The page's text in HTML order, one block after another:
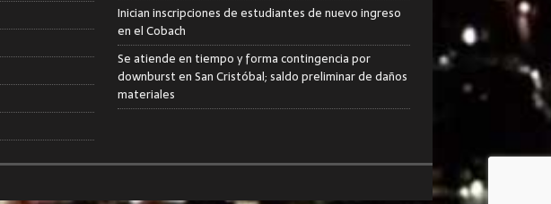
Inician inscripciones de estudiantes de nuevo ingreso
en el Cobach
Se atiende en tiempo y forma contingencia por
downburst en San Cristóbal; saldo preliminar de daños
materiales